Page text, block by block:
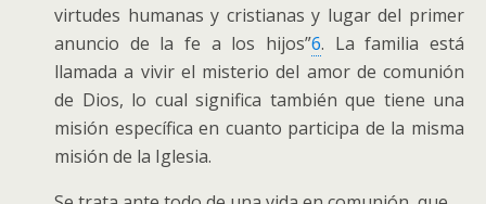
virtudes humanas y cristianas y lugar del primer
anuncio de la fe a los hijos”6. La familia está
llamada a vivir el misterio del amor de comunión
de Dios, lo cual significa también que tiene una
misión específica en cuanto participa de la misma
misión de la Iglesia.